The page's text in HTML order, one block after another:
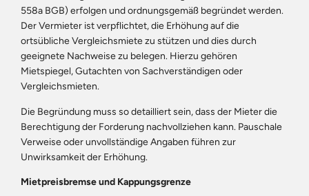
558a BGB) erfolgen und ordnungsgemäß begründet werden.
Der Vermieter ist verpflichtet, die Erhöhung auf die
ortsübliche Vergleichsmiete zu stützen und dies durch
geeignete Nachweise zu belegen. Hierzu gehören
Mietspiegel, Gutachten von Sachverständigen oder
Vergleichsmieten.
Die Begründung muss so detailliert sein, dass der Mieter die
Berechtigung der Forderung nachvollziehen kann. Pauschale
Verweise oder unvollständige Angaben führen zur
Unwirksamkeit der Erhöhung.
Mietpreisbremse und Kappungsgrenze